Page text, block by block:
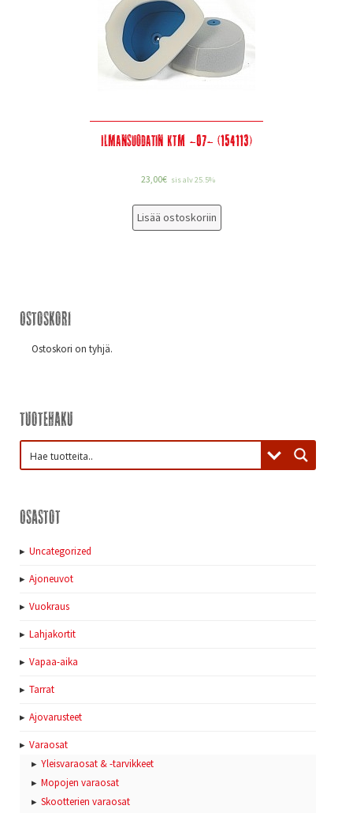
Ilmansuodatin KTM -07- (154113)
23,00€ sis alv 25.5%
Lisää ostoskoriin
Ostoskori
Ostoskori on tyhjä.
Tuotehaku
Osastot
Uncategorized
Ajoneuvot
Vuokraus
Lahjakortit
Vapaa-aika
Tarrat
Ajovarusteet
Varaosat
Yleisvaraosat & -tarvikkeet
Mopojen varaosat
Skootterien varaosat